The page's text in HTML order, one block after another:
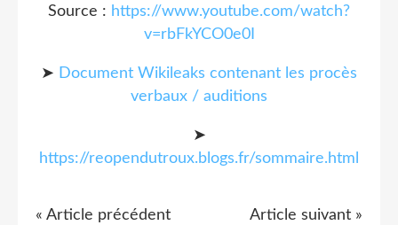
Source : https://www.youtube.com/watch?
v=rbFkYCO0e0I
➤ Document Wikileaks contenant les procès
verbaux / auditions
➤
https://reopendutroux.blogs.fr/sommaire.html
« Article précédent Article suivant »